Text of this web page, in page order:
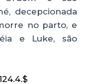
decepcionada
no parto, e
e Luke, são